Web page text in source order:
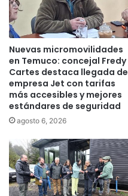
Nuevas micromovilidades
en Temuco: concejal Fredy
Cartes destaca llegada de
empresa Jet con tarifas
más accesibles y mejores
estándares de seguridad
agosto 6, 2026